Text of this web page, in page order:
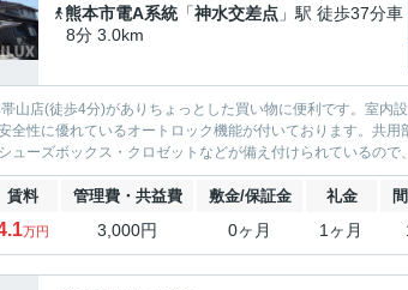
熊本市電A系統「神水交差点 」駅 徒歩37分車
8分 3.0km
山店(徒歩4分)がありちょっとした買い物に便利です。室内
全性に優れているオートロック機能が付いております。共
ューズボックス・クロゼットなどが備え付けられているの
賃料 管理費・共益費 敷金/保証金 礼金
万円 3,000円 0ヶ月 1ヶ月